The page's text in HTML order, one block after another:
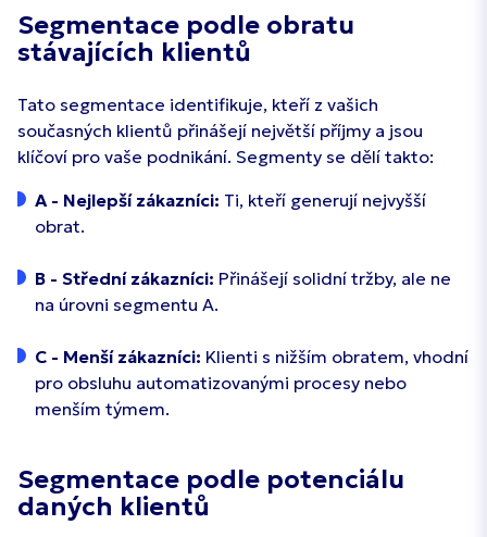
Segmentace podle obratu
stávajících klientů
Tato segmentace identifikuje, kteří z vašich
současných klientů přinášejí největší příjmy a jsou
klíčoví pro vaše podnikání. Segmenty se dělí takto:
A - Nejlepší zákazníci: Ti, kteří generují nejvyšší
obrat.
B - Střední zákazníci: Přinášejí solidní tržby, ale ne
na úrovni segmentu A.
C - Menší zákazníci: Klienti s nižším obratem, vhodní
pro obsluhu automatizovanými procesy nebo
menším týmem.
Segmentace podle potenciálu
daných klientů